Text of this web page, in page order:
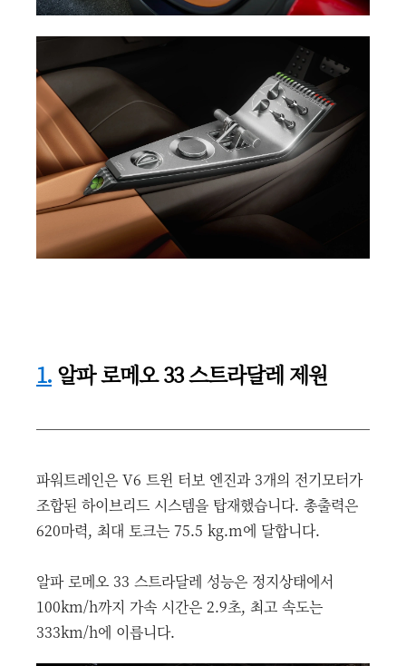
1. 알파 로메오 33 스트라달레 제원
파워트레인은 V6 트윈 터보 엔진과 3개의 전기모터가
조합된 하이브리드 시스템을 탑재했습니다. 총출력은
620마력, 최대 토크는 75.5 kg.m에 달합니다.
알파 로메오 33 스트라달레 성능은 정지상태에서
100km/h까지 가속 시간은 2.9초, 최고 속도는
333km/h에 이릅니다.